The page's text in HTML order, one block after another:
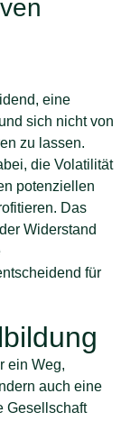
eine
sich nicht von
zu lassen.
die Volatilität
potenziellen
Das
Widerstand
für
ein Weg,
auch eine
Gesellschaft